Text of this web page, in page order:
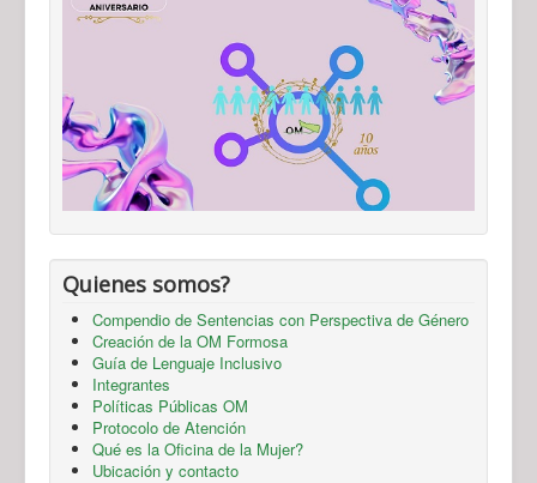
Quienes somos?
Compendio de Sentencias con Perspectiva de Género
Creación de la OM Formosa
Guía de Lenguaje Inclusivo
Integrantes
Políticas Públicas OM
Protocolo de Atención
Qué es la Oficina de la Mujer?
Ubicación y contacto